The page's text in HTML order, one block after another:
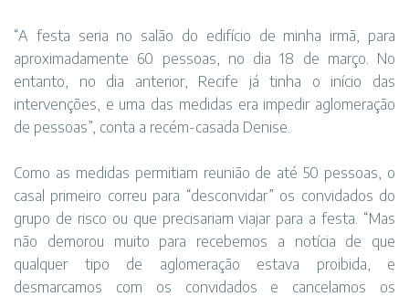
“A festa seria no salão do edifício de minha irmã, para
aproximadamente 60 pessoas, no dia 18 de março. No
entanto, no dia anterior, Recife já tinha o início das
intervenções, e uma das medidas era impedir aglomeração
de pessoas”, conta a recém-casada Denise.
Como as medidas permitiam reunião de até 50 pessoas, o
casal primeiro correu para “desconvidar” os convidados do
grupo de risco ou que precisariam viajar para a festa. “Mas
não demorou muito para recebemos a notícia de que
qualquer tipo de aglomeração estava proibida, e
desmarcamos com os convidados e cancelamos os